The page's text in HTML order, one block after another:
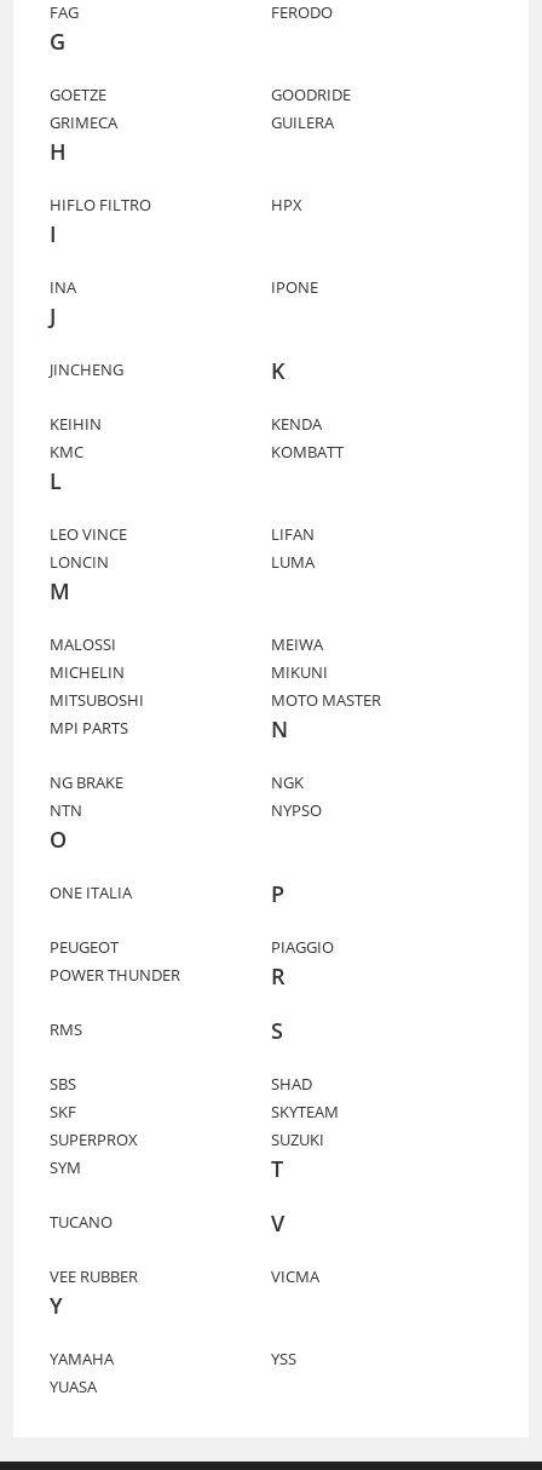
FAG FERODO
G
GOETZE
GOODRIDE
GRIMECA
GUILERA
H
HIFLO FILTRO HPX
I
INA IPONE
J
JINCHENG K
KEIHIN
KENDA
KMC
KOMBATT
L
LEO VINCE
LIFAN
LONCIN
LUMA
M
MALOSSI
MEIWA
MICHELIN
MIKUNI
MITSUBOSHI
MOTO MASTER
MPI PARTS
N
NG BRAKE
NGK
NTN
NYPSO
O
ONE ITALIA P
PEUGEOT
PIAGGIO
POWER THUNDER
R
RMS S
SBS
SHAD
SKF
SKYTEAM
SUPERPROX
SUZUKI
SYM
T
TUCANO V
VEE RUBBER VICMA
Y
YAMAHA
YSS
YUASA